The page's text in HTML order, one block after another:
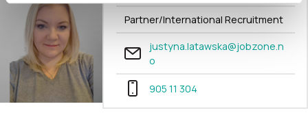
Partner/International Recruitment
justyna.latawska@jobzone.n
o
905 11 304